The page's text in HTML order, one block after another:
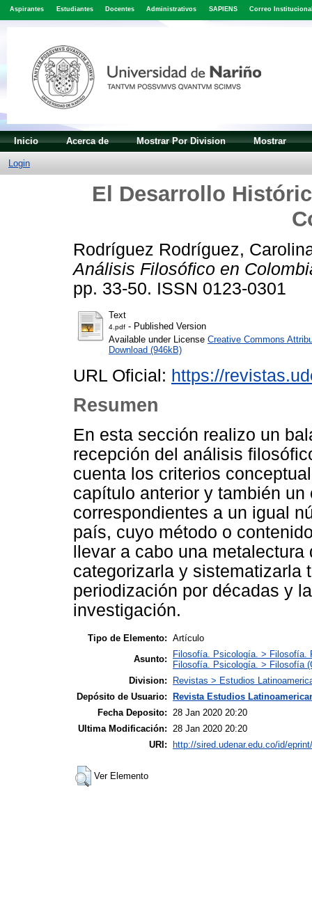
Aspirantes Estudiantes Docentes Administrativos SAPIENS Correo
Inicio Acerca de Mostrar Por Division Mostrar
Login
El Desarrollo
Rodríguez Rodríguez,
Análisis Filosófico en
pp. 33-50. ISSN 0123-0301
Text
4.pdf - Published Version
Available under License Creative Commons
Download (946kB)
URL Oficial: https://
Resumen
En esta sección realizo un
recepción del análisis
cuenta los criterios
capítulo anterior y también
correspondientes a un igual
país, cuyo método o
llevar a cabo una
categorizarla y sistematizarla
periodización por décadas y
investigación.
Tipo de Elemento: Artículo
Asunto:
Filosofía. Psicología. > Filosofía.
Filosofía. Psicología. > Filosofía
Division:
Revistas > Estudios
Depósito de Usuario: Revista Estudios
Fecha Deposito:
28 Jan 2020 20:20
Ultima Modificación:
28 Jan 2020 20:20
URI: http://sired.udenar.edu.co/id/
Ver Elemento